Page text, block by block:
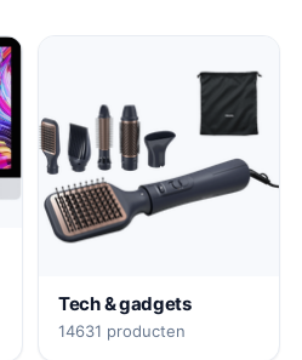
Tech & gadgets
14631 producten